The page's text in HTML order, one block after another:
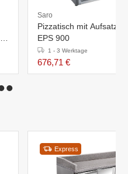
Saro
Pizzatisch mit Aufsatz
EPS 900
1 - 3 Werktage
676,71 €
Express